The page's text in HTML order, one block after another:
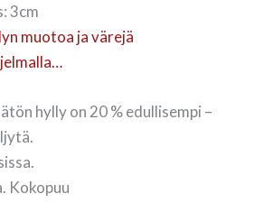
3cm
muotoa ja värejä
hylly on 20 % edullisempi –
Kokopuu